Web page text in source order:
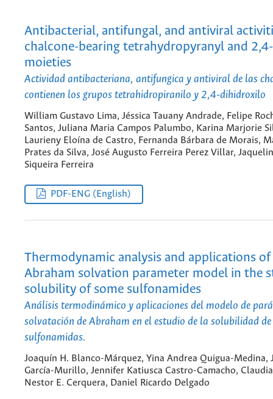
Antibacterial, antifungal, and antiviral
chalcone-bearing tetrahydropyranyl and
moieties
Actividad antibacteriana, antifungica y antiviral de las
contienen los grupos tetrahidropiranilo y 2,4-dihidroxilo
William Gustavo Lima, Jéssica Tauany Andrade, Felipe
Santos, Juliana Maria Campos Palumbo, Karina Marjorie
Laurieny Eloína de Castro, Fernanda Bárbara de Morais,
Prates da Silva, José Augusto Ferreira Perez Villar,
Siqueira Ferreira
PDF-ENG (English)
Thermodynamic analysis and applications
Abraham solvation parameter model in the
solubility of some sulfonamides
Análisis termodinámico y aplicaciones del modelo de
solvatación de Abraham en el estudio de la solubilidad
sulfonamidas.
Joaquín H. Blanco-Márquez, Yina Andrea Quigua-Medina,
García-Murillo, Jennifer Katiusca Castro-Camacho,
Nestor E. Cerquera, Daniel Ricardo Delgado